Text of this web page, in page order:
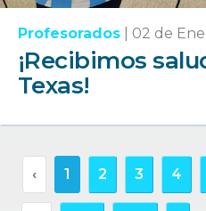
Profesorados 02 de
¡Recibimos
Texas!
‹ 1 2 3 4